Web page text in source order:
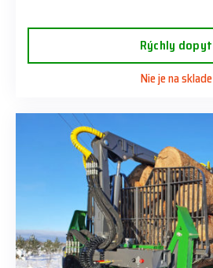
Rýchly dopyt
Nie je na sklade